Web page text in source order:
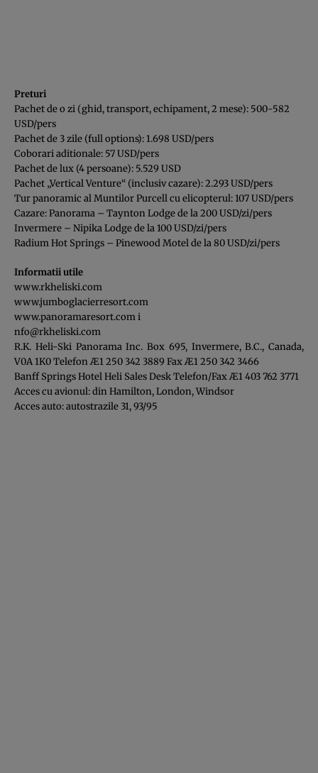
Preturi
Pachet de o zi (ghid, transport, echipament, 2 mese): 500-582
USD/pers
Pachet de 3 zile (full options): 1.698 USD/pers
Coborari aditionale: 57 USD/pers
Pachet de lux (4 persoane): 5.529 USD
Pachet „Vertical Venture“ (inclusiv cazare): 2.293 USD/pers
Tur panoramic al Muntilor Purcell cu elicopterul: 107 USD/pers
Cazare: Panorama – Taynton Lodge de la 200 USD/zi/pers
Invermere – Nipika Lodge de la 100 USD/zi/pers
Radium Hot Springs – Pinewood Motel de la 80 USD/zi/pers
Informatii utile
www.rkheliski.com
www.jumboglacierresort.com
www.panoramaresort.comi
nfo@rkheliski.com
R.K. Heli-Ski Panorama Inc. Box 695, Invermere, B.C., Canada,
V0A 1K0 Telefon Æ1 250 342 3889 Fax Æ1 250 342 3466
Banff Springs Hotel Heli Sales Desk Telefon/Fax Æ1 403 762 3771
Acces cu avionul: din Hamilton, London, Windsor
Acces auto: autostrazile 31, 93/95